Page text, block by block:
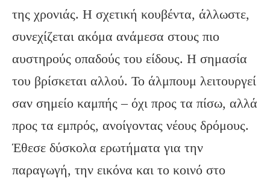
της χρονιάς. Η σχετική κουβέντα, άλλωστε,
συνεχίζεται ακόμα ανάμεσα στους πιο
αυστηρούς οπαδούς του είδους. Η σημασία
του βρίσκεται αλλού. Το άλμπουμ λειτουργεί
σαν σημείο καμπής – όχι προς τα πίσω, αλλά
προς τα εμπρός, ανοίγοντας νέους δρόμους.
Έθεσε δύσκολα ερωτήματα για την
παραγωγή, την εικόνα και το κοινό στο